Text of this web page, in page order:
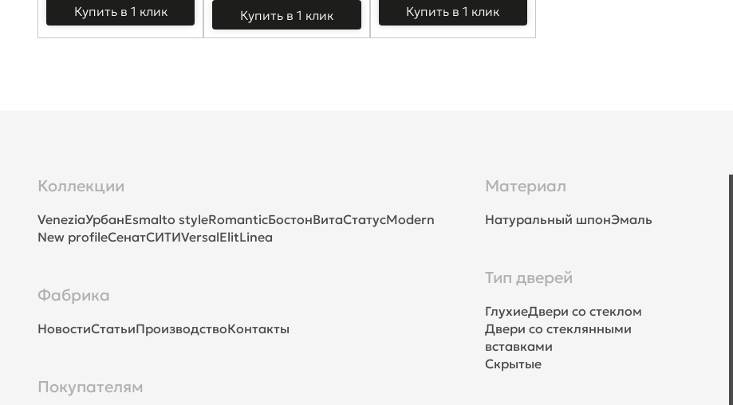
Купить в 1 клик Купить в 1 клик Купить в 1 клик
Коллекции
VeneziaУрбанEsmalto styleRomanticБостонВитаСтатусModern
New profileСенатСИТИVersalElitLinea
Фабрика
НовостиСтатьиПроизводствоКонтакты
Покупателям
Материал
Натуральный шпонЭмаль
Тип дверей
ГлухиеДвери со стеклом
Двери со стеклянными
вставками
Скрытые